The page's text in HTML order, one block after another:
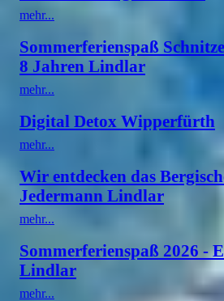
mehr...
Sommerferienspaß
8 Jahren Lindlar
mehr...
Digital Detox Wipperfürth
mehr...
Wir entdecken das
Jedermann Lindlar
mehr...
Sommerferienspaß 2026 -
Lindlar
mehr...